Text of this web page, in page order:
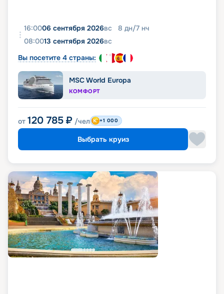
16:0006 сентября 2026вс 8 дн/7 нч
08:0013 сентября 2026вс
Вы посетите 4 страны:
MSC World Europa
КОМФОРТ
от 120 785 ₽ /чел +1 000
Выбрать круиз